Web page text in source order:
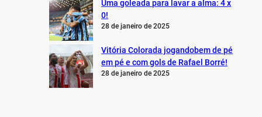
Uma goleada para lavar a alma: 4 x
0!
28 de janeiro de 2025
Vitória Colorada jogandobem de pé
em pé e com gols de Rafael Borré!
28 de janeiro de 2025